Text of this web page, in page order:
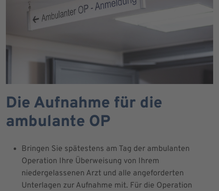
Die Aufnahme für die
ambulante OP
Bringen Sie spätestens am Tag der ambulanten
Operation Ihre Überweisung von Ihrem
niedergelassenen Arzt und alle angeforderten
Unterlagen zur Aufnahme mit. Für die Operation